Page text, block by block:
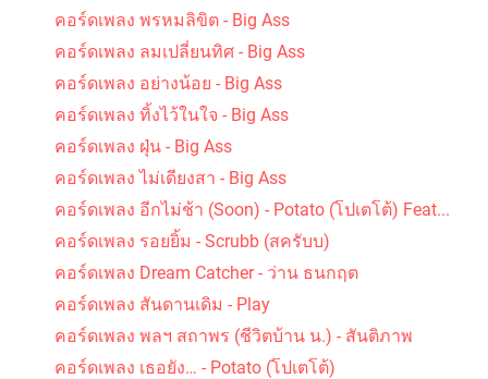
คอร์ดเพลง พรหมลิขิต - Big Ass
คอร์ดเพลง ลมเปลี่ยนทิศ - Big Ass
คอร์ดเพลง อย่างน้อย - Big Ass
คอร์ดเพลง ทิ้งไว้ในใจ - Big Ass
คอร์ดเพลง ฝุ่น - Big Ass
คอร์ดเพลง ไม่เดียงสา - Big Ass
คอร์ดเพลง อีกไม่ช้า (Soon) - Potato (โปเตโต้) Feat...
คอร์ดเพลง รอยยิ้ม - Scrubb (สครับบ)
คอร์ดเพลง Dream Catcher - ว่าน ธนกฤต
คอร์ดเพลง สันดานเดิม - Play
คอร์ดเพลง พลฯ สถาพร (ชีวิตบ้าน น.) - สันติภาพ
คอร์ดเพลง เธอยัง… - Potato (โปเตโต้)